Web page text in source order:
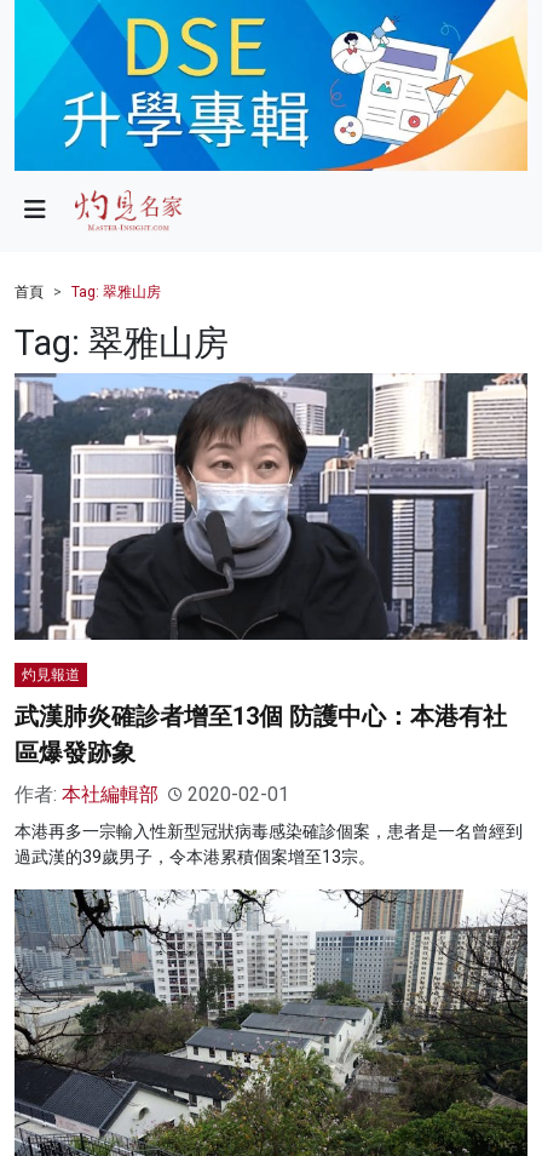
政局
財經
健康
商業
科技
影片
名家榜
灼見活動
關於我們
首頁 Tag: 翠雅山房
Tag: 翠雅山房
灼見報道
武漢肺炎確診者增至13個 防護中心：本港有社
區爆發跡象
作者: 本社編輯部 2020-02-01
本港再多一宗輸入性新型冠狀病毒感染確診個案，患者是一名曾經到
過武漢的39歲男子，令本港累積個案增至13宗。